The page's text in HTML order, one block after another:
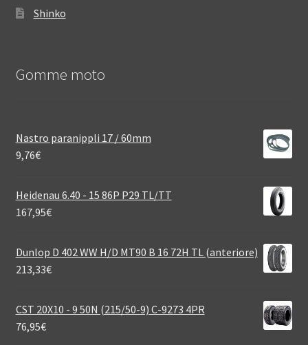
Shinko
Gomme moto
Nastro paranippli 17 / 60mm
9,76€
Heidenau 6.40 - 15 86P P29 TL/TT
167,95€
Dunlop D 402 WW H/D MT90 B 16 72H TL (anteriore)
213,33€
CST 20X10 - 9 50N (215/50-9) C-9273 4PR
76,95€